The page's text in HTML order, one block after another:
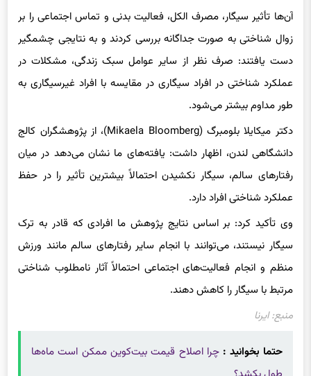
آن‌ها تأثیر سیگار، مصرف الکل، فعالیت بدنی و تماس اجتماعی را بر
زوال شناختی به صورت جداگانه بررسی کردند و به نتایجی چشمگیر
دست یافتند: صرف نظر از سایر عوامل سبک زندگی، مشکلات در
عملکرد شناختی در افراد سیگاری در مقایسه با افراد غیرسیگاری به
طور مداوم بیشتر می‌شود.
دکتر میکایلا بلومبرگ (Mikaela Bloomberg)، از پژوهشگران کالج
دانشگاهی لندن، اظهار داشت: یافته‌های ما نشان می‌دهد در میان
رفتارهای سالم، سیگار نکشیدن احتمالاً بیشترین تأثیر را در حفظ
عملکرد شناختی افراد دارد.
وی تأکید کرد: بر اساس نتایج پژوهش ما افرادی که قادر به ترک
سیگار نیستند، می‌توانند با انجام سایر رفتارهای سالم مانند ورزش
منظم و انجام فعالیت‌های اجتماعی احتمالاً آثار نامطلوب شناختی
مرتبط با سیگار را کاهش دهند.
منبع: ایرنا
حتما بخوانید :چرا اصلاح قیمت بیت‌کوین ممکن است ماه‌ها